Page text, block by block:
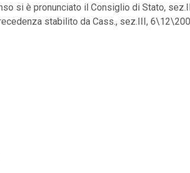
si è pronunciato il Consiglio di Stato,
stabilito da Cass., sez.III,